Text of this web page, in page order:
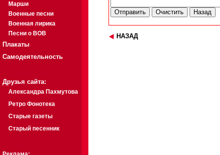
Марши
Военные песни
Военная лирика
Песни о ВОВ
Плакаты
Самодеятельность
Друзья сайта:
Александра Пахмутова
Ретро Фонотека
Старые газеты
Старый песенник
НАЗАД